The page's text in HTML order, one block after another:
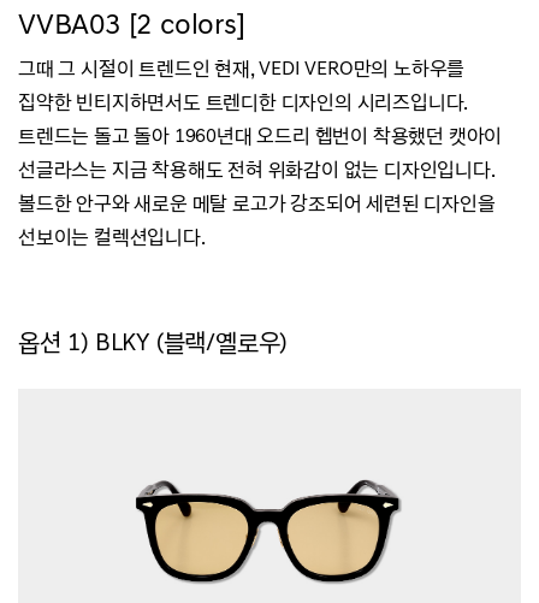
VVBA03 [2 colors]
그때 그 시절이 트렌드인 현재, VEDI VERO만의 노하우를
집약한 빈티지하면서도 트렌디한 디자인의 시리즈입니다.
트렌드는 돌고 돌아 1960년대 오드리 헵번이 착용했던 캣아이
선글라스는 지금 착용해도 전혀 위화감이 없는 디자인입니다.
볼드한 안구와 새로운 메탈 로고가 강조되어 세련된 디자인을
선보이는 컬렉션입니다.
옵션 1) BLKY (블랙/옐로우)